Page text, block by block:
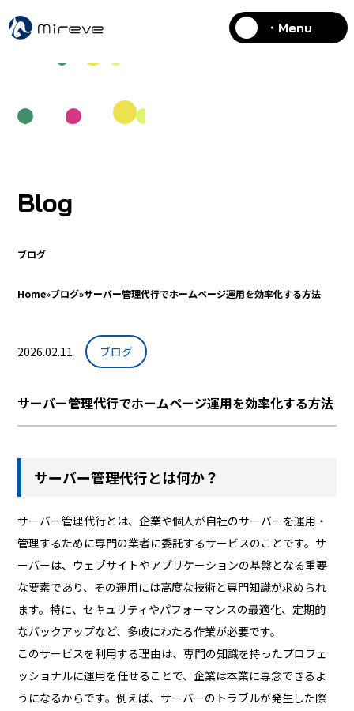
・Menu
Blog
ブログ
Home»ブログ»サーバー管理代行でホームページ運用を効率化する方法
2026.02.11 ブログ
サーバー管理代行でホームページ運用を効率化する方法
サーバー管理代行とは何か？
サーバー管理代行とは、企業や個人が自社のサーバーを運用・
管理するために専門の業者に委託するサービスのことです。サ
ーバーは、ウェブサイトやアプリケーションの基盤となる重要
な要素であり、その運用には高度な技術と専門知識が求められ
ます。特に、セキュリティやパフォーマンスの最適化、定期的
なバックアップなど、多岐にわたる作業が必要です。
このサービスを利用する理由は、専門の知識を持ったプロフェ
ッショナルに運用を任せることで、企業は本業に専念できるよ
うになるからです。例えば、サーバーのトラブルが発生した際